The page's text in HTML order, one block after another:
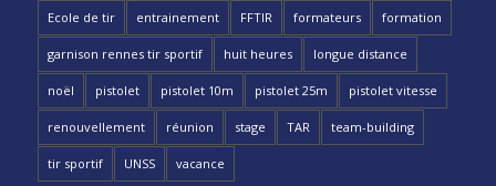
Ecole de tir entrainement FFTIR formateurs formation
garnison rennes tir sportif huit heures longue distance
noël pistolet pistolet 10m pistolet 25m pistolet vitesse
renouvellement réunion stage TAR team-building
tir sportif UNSS vacance